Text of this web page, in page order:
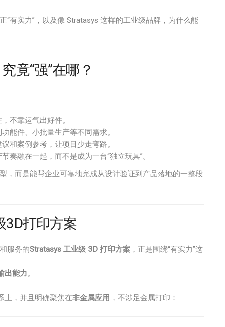
有实力”，以及像 Stratasys 这样的工业级品牌，为什么能
竟“强”在哪？
不靠运气出好件。
能件、小批量生产等不同需求。
和案例参考，让项目少走弯路。
奏融在一起，而不是成为一台“独立玩具”。
，而是能帮企业可靠地完成从设计验证到产品落地的一整段
3D打印方案
服务的Stratasys 工业级 3D 打印方案 ，正是围绕“有实力”这
出能力。
上，并且明确聚焦在非金属应用 ，不涉足金属打印：